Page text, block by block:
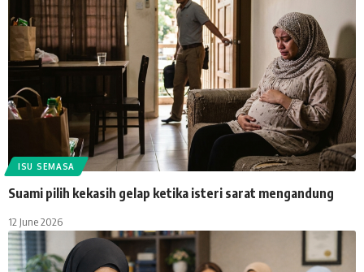
ISU SEMASA
Suami pilih kekasih gelap ketika isteri sarat mengandung
12 June 2026